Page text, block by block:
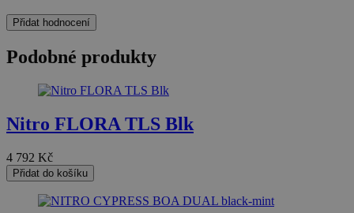
Přidat hodnocení
Podobné produkty
Nitro FLORA TLS Blk
4 792 Kč
Přidat do košíku